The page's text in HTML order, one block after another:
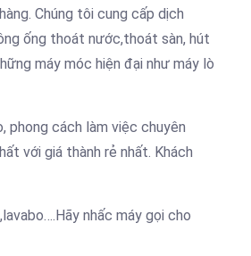
Chúng tôi cung cấp dịch
ống thoát nước,thoát sàn, hút
máy móc hiện đại như máy lò
phong cách làm việc chuyên
với giá thành rẻ nhất. Khách
nhấc máy gọi cho